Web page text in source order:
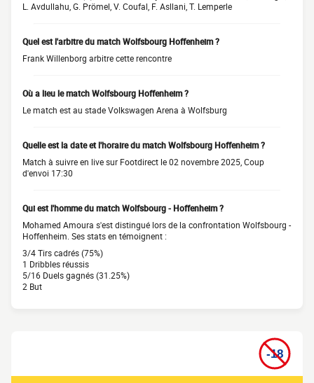
L. Avdullahu, G. Prömel, V. Coufal, F. Asllani, T. Lemperle
Quel est l'arbitre du match Wolfsbourg Hoffenheim ?
Frank Willenborg arbitre cette rencontre
Où a lieu le match Wolfsbourg Hoffenheim ?
Le match est au stade Volkswagen Arena à Wolfsburg
Quelle est la date et l'horaire du match Wolfsbourg Hoffenheim ?
Match à suivre en live sur Footdirect le 02 novembre 2025, Coup
d'envoi 17:30
Qui est l'homme du match Wolfsbourg - Hoffenheim ?
Mohamed Amoura s'est distingué lors de la confrontation Wolfsbourg -
Hoffenheim. Ses stats en témoignent :
3/4 Tirs cadrés (75%)
1 Dribbles réussis
5/16 Duels gagnés (31.25%)
2 But